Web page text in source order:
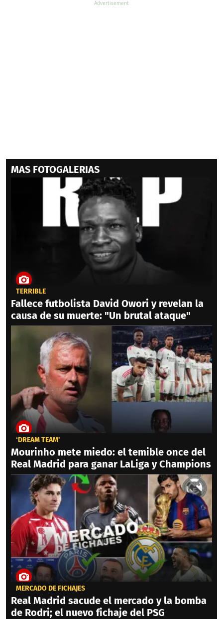
MAS FOTOGALERIAS
TERRIBLE
Fallece futbolista David Owori y revelan la
causa de su muerte: "Un brutal ataque"
‘DREAM TEAM'
Mourinho mete miedo: el temible once del
Real Madrid para ganar LaLiga y Champions
MERCADO DE FICHAJES
Real Madrid sacude el mercado y la bomba
de Rodri; el nuevo fichaje del PSG